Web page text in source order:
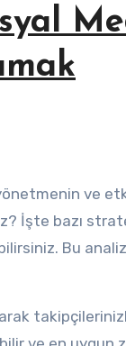
ve
İşte bazı
Bu